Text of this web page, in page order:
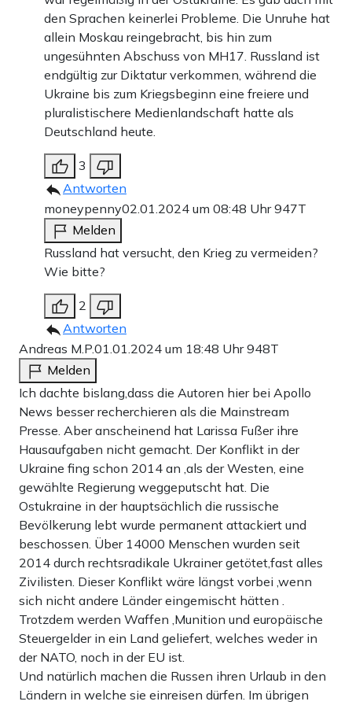
den Sprachen keinerlei Probleme. Die Unruhe hat
allein Moskau reingebracht, bis hin zum
ungesühnten Abschuss von MH17. Russland ist
endgültig zur Diktatur verkommen, während die
Ukraine bis zum Kriegsbeginn eine freiere und
pluralistischere Medienlandschaft hatte als
Deutschland heute.
3
Antworten
moneypenny02.01.2024 um 08:48 Uhr947T
Melden
Russland hat versucht, den Krieg zu vermeiden?
Wie bitte?
2
Antworten
Andreas M.P.01.01.2024 um 18:48 Uhr948T
Melden
Ich dachte bislang,dass die Autoren hier bei Apollo
News besser recherchieren als die Mainstream
Presse. Aber anscheinend hat Larissa Fußer ihre
Hausaufgaben nicht gemacht. Der Konflikt in der
Ukraine fing schon 2014 an ,als der Westen, eine
gewählte Regierung weggeputscht hat. Die
Ostukraine in der hauptsächlich die russische
Bevölkerung lebt wurde permanent attackiert und
beschossen. Über 14000 Menschen wurden seit
2014 durch rechtsradikale Ukrainer getötet,fast alles
Zivilisten. Dieser Konflikt wäre längst vorbei ,wenn
sich nicht andere Länder eingemischt hätten .
Trotzdem werden Waffen ,Munition und europäische
Steuergelder in ein Land geliefert, welches weder in
der NATO, noch in der EU ist.
Und natürlich machen die Russen ihren Urlaub in den
Ländern in welche sie einreisen dürfen. Im übrigen